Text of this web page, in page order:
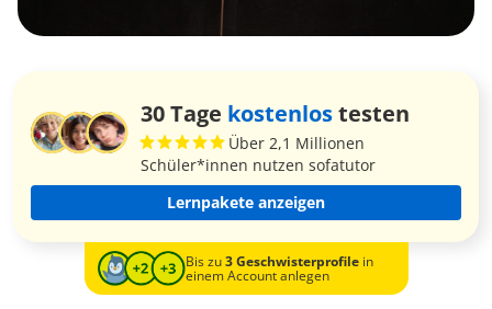
30 Tage kostenlostesten
Über 2,1 Millionen
Schüler*innen nutzen sofatutor
Lernpakete anzeigen
Bis zu3 Geschwisterprofilein
einem Account anlegen